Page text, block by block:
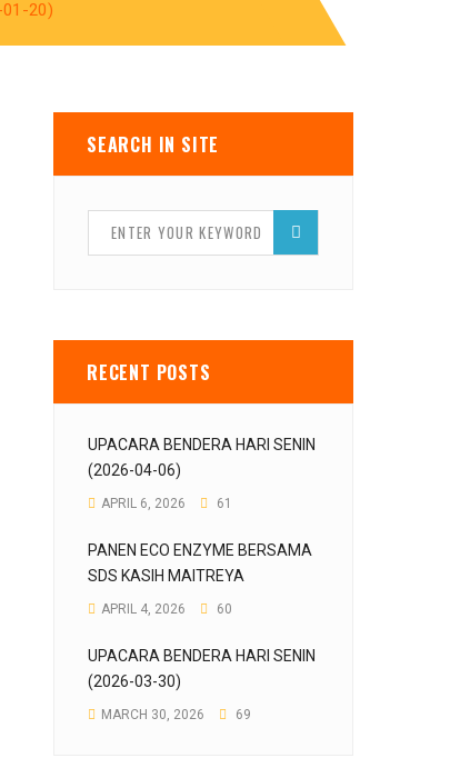
01-20)
SEARCH IN SITE
RECENT POSTS
UPACARA BENDERA HARI SENIN
(2026-04-06)
APRIL 6, 2026 61
PANEN ECO ENZYME BERSAMA
SDS KASIH MAITREYA
APRIL 4, 2026 60
UPACARA BENDERA HARI SENIN
(2026-03-30)
MARCH 30, 2026 69